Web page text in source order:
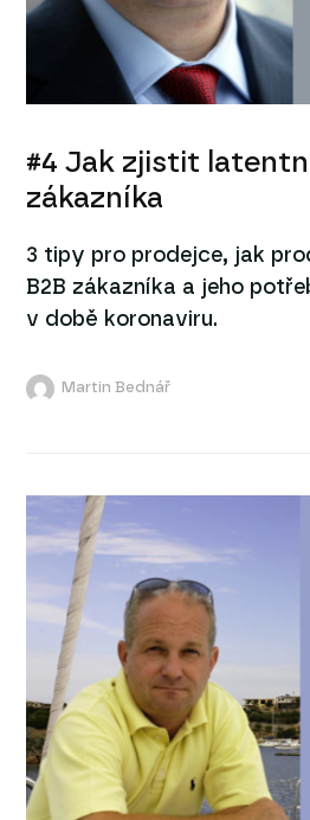
#4 Jak zjistit
zákazníka
3 tipy pro prodejce, jak
B2B zákazníka a jeho
v době koronaviru.
Martin Bednář